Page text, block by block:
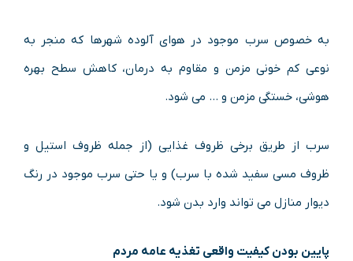
به ‌خصوص سرب موجود در هوای آلوده شهرها که منجر به
نوعی کم‌ خونی مزمن و مقاوم به درمان، کاهش سطح بهره
هوشی، خستگی مزمن و … می ‌شود.
سرب از طریق برخی ظروف غذایی (از جمله ظروف استیل و
ظروف مسی سفید شده با سرب) و یا حتی سرب موجود در رنگ
دیوار منازل می ‌تواند وارد بدن شود.
پایین بودن کیفیت واقعی تغذیه عامه مردم